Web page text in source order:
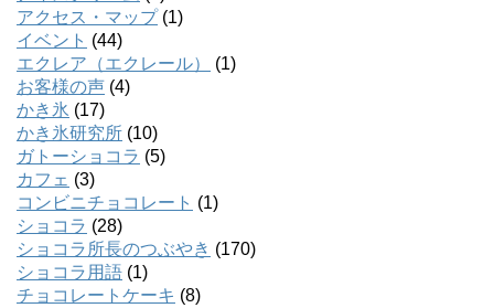
アクセス・マップ(1)
イベント (44)
エクレア（エクレール）
(1)
お客様の声 (4)
かき氷 (17)
かき氷研究所 (10)
ガトーショコラ (5)
カフェ (3)
コンビニチョコレート (1)
ショコラ (28)
ショコラ所長のつぶやき (170)
ショコラ用語 (1)
チョコレートケーキ (8)